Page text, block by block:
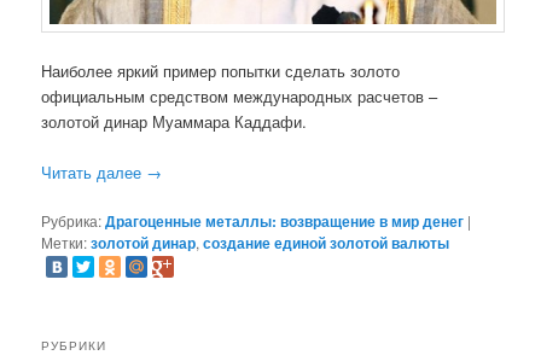
Наиболее яркий пример попытки сделать золото
официальным средством международных расчетов –
золотой динар Муаммара Каддафи.
Читать далее →
Рубрика:Драгоценные металлы: возвращение в мир денег |
Метки:золотой динар,создание единой золотой валюты
РУБРИКИ